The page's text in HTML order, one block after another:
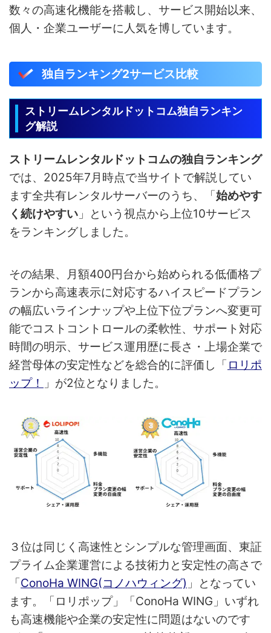
数々の高速化機能を搭載し、サービス開始以来、
個人・企業ユーザーに人気を博しています。
独自ランキング2サービス比較
ストリームレンタルドットコム独自ランキン
グ解説
ストリームレンタルドットコムの独自ランキング
では、2025年7月時点で当サイトで解説してい
ます全共有レンタルサーバーのうち、「始めやす
く続けやすい 」という視点から上位10サービス
をランキングしました。
その結果、月額400円台から始められる低価格プ
ランから高速表示に対応するハイスピードプラン
の幅広いラインナップや上位下位プランへ変更可
能でコストコントロールの柔軟性、サポート対応
時間の明示、サービス運用歴に長さ・上場企業で
経営母体の安定性などを総合的に評価し「 ロリポ
ップ！
」が2位となりました。
３位は同じく高速性とシンプルな管理画面、東証
プライム企業運営による技術力と安定性の高さで
「ConoHa WING(コノハウィング) 」となってい
ます。「ロリポップ」「ConoHa WING」いずれ
も高速機能や企業の安定性に問題はないのです